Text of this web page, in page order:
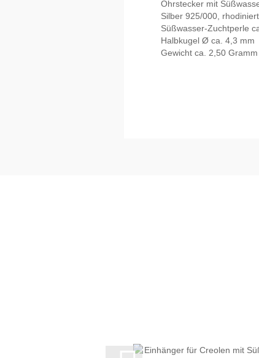
Ohrstecker mit
Silber 925/000, rhodiniert
Süßwasser-Zuchtperle
Halbkugel Ø ca. 4,3 mm
Gewicht ca. 2,50 Gramm